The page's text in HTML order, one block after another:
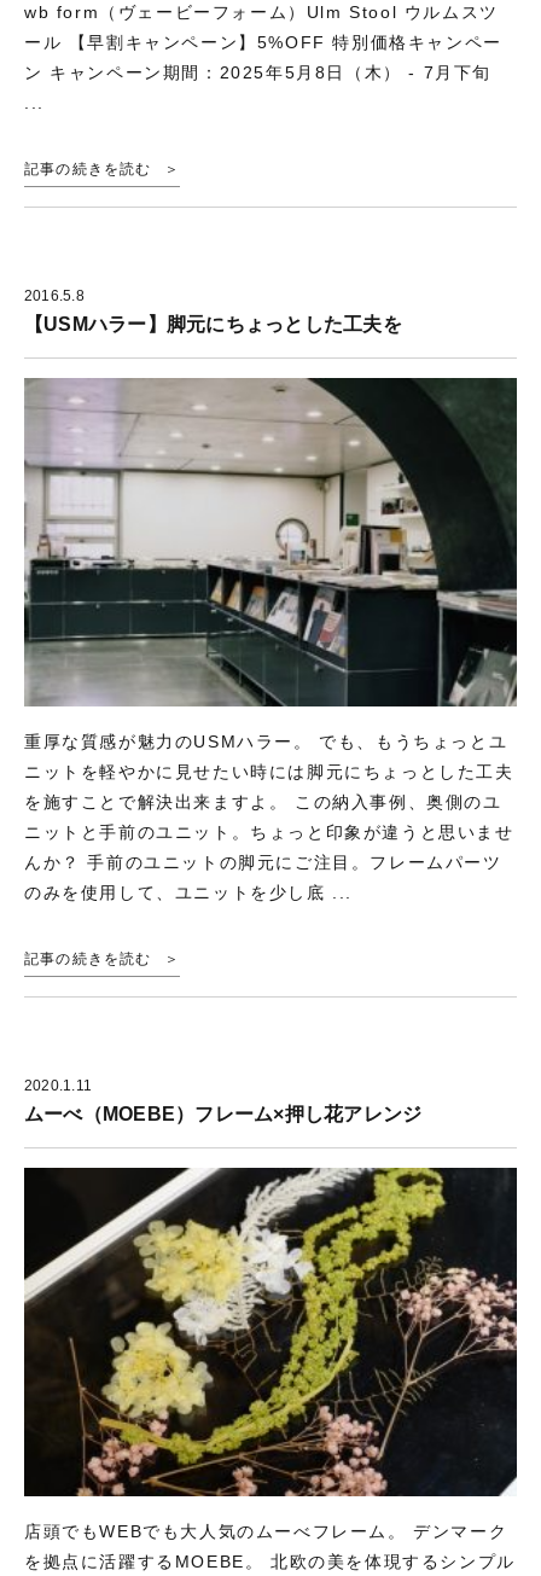
wb form（ヴェービーフォーム）Ulm Stool ウルムスツ
ール 【早割キャンペーン】5%OFF 特別価格キャンペー
ン キャンペーン期間：2025年5月8日（木） - 7月下旬
記事の続きを読む
2016.5.8
【USMハラー】脚元にちょっとした工夫を
重厚な質感が魅力のUSMハラー。 でも、もうちょっとユ
ニットを軽やかに見せたい時には脚元にちょっとした工夫
を施すことで解決出来ますよ。 この納入事例、奥側のユ
ニットと手前のユニット。ちょっと印象が違うと思いませ
んか？ 手前のユニットの脚元にご注目。フレームパーツ
のみを使用して、ユニットを少し底 ...
記事の続きを読む
2020.1.11
ムーべ（MOEBE）フレーム×押し花アレンジ
店頭でもWEBでも大人気のムーべフレーム。 デンマーク
を拠点に活躍するMOEBE。 北欧の美を体現するシンプル